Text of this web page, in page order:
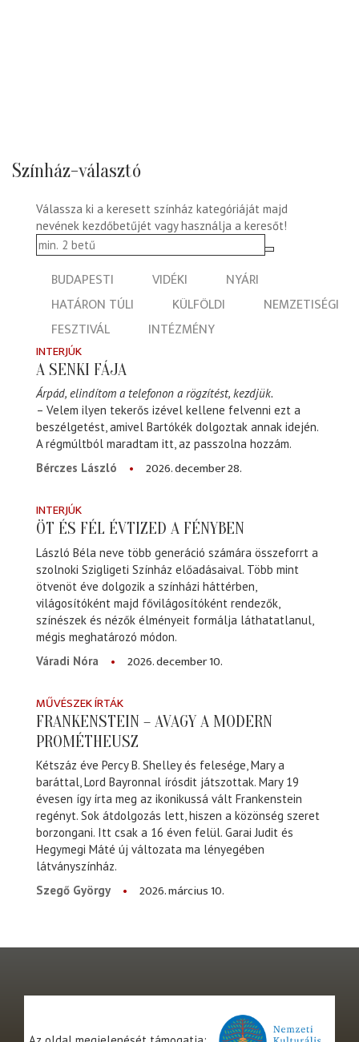
Színház-választó
Válassza ki a keresett színház kategóriáját majd
nevének kezdőbetűjét vagy használja a keresőt!
BUDAPESTI VIDÉKI
NYÁRI
HATÁRON TÚLI
KÜLFÖLDI
NEMZETISÉGI
FESZTIVÁL
INTÉZMÉNY
INTERJÚK
A SENKI FÁJA
Árpád, elindítom a telefonon a rögzítést, kezdjük.
– Velem ilyen tekerős izével kellene felvenni ezt a
beszélgetést, amivel Bartókék dolgoztak annak idején.
A régmúltból maradtam itt, az passzolna hozzám.
Bérczes László
2026. december 28.
INTERJÚK
ÖT ÉS FÉL ÉVTIZED A FÉNYBEN
László Béla neve több generáció számára összeforrt a
szolnoki Szigligeti Színház előadásaival. Több mint
ötvenöt éve dolgozik a színházi háttérben,
világosítóként majd fővilágosítóként rendezők,
színészek és nézők élményeit formálja láthatatlanul,
mégis meghatározó módon.
Váradi Nóra
2026. december 10.
MŰVÉSZEK ÍRTÁK
FRANKENSTEIN – AVAGY A MODERN
PROMÉTHEUSZ
Kétszáz éve Percy B. Shelley és felesége, Mary a
baráttal, Lord Bayronnal írósdit játszottak. Mary 19
évesen így írta meg az ikonikussá vált Frankenstein
regényt. Sok átdolgozás lett, hiszen a közönség szeret
borzongani. Itt csak a 16 éven felül. Garai Judit és
Hegymegi Máté új változata ma lényegében
látványszínház.
Szegő György
2026. március 10.